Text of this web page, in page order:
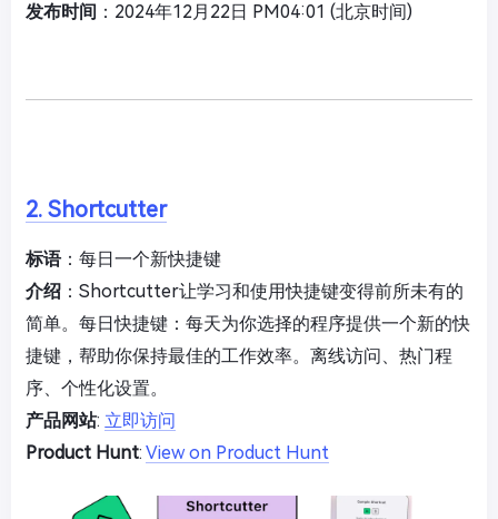
发布时间 ：2024年12月22日 PM04:01 (北京时间)
2. Shortcutter
标语：每日一个新快捷键
介绍 ：Shortcutter让学习和使用快捷键变得前所未有的
简单。每日快捷键：每天为你选择的程序提供一个新的快
捷键，帮助你保持最佳的工作效率。离线访问、热门程
序、个性化设置。
产品网站: 立即访问
Product Hunt: View on Product Hunt